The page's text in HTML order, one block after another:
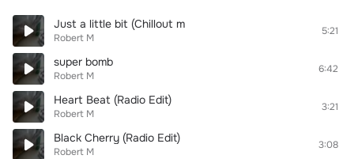
Just a little bit (Chillout m
Robert M
5:21
super bomb
Robert M
6:42
Heart Beat (Radio Edit)
Robert M
3:21
Black Cherry (Radio Edit)
Robert M
3:08